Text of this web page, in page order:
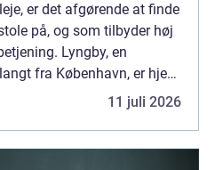
er det afgørende at finde
på, og som tilbyder høj
Lyngby, en
fra København, er hjem
tandklinikker, der tilbyder
11 juli 2026